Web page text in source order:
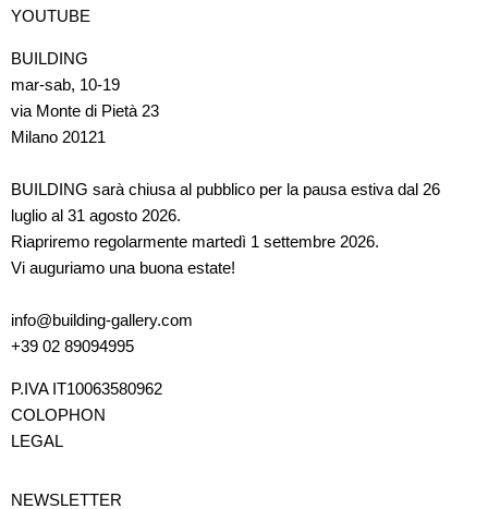
YOUTUBE
BUILDING
mar-sab, 10-19
via Monte di Pietà 23
Milano 20121
BUILDING sarà chiusa al pubblico per la pausa estiva dal 26
luglio al 31 agosto 2026.
Riapriremo regolarmente martedì 1 settembre 2026.
Vi auguriamo una buona estate!
info@building-gallery.com
+39 02 89094995
P.IVA IT10063580962
COLOPHON
LEGAL
NEWSLETTER